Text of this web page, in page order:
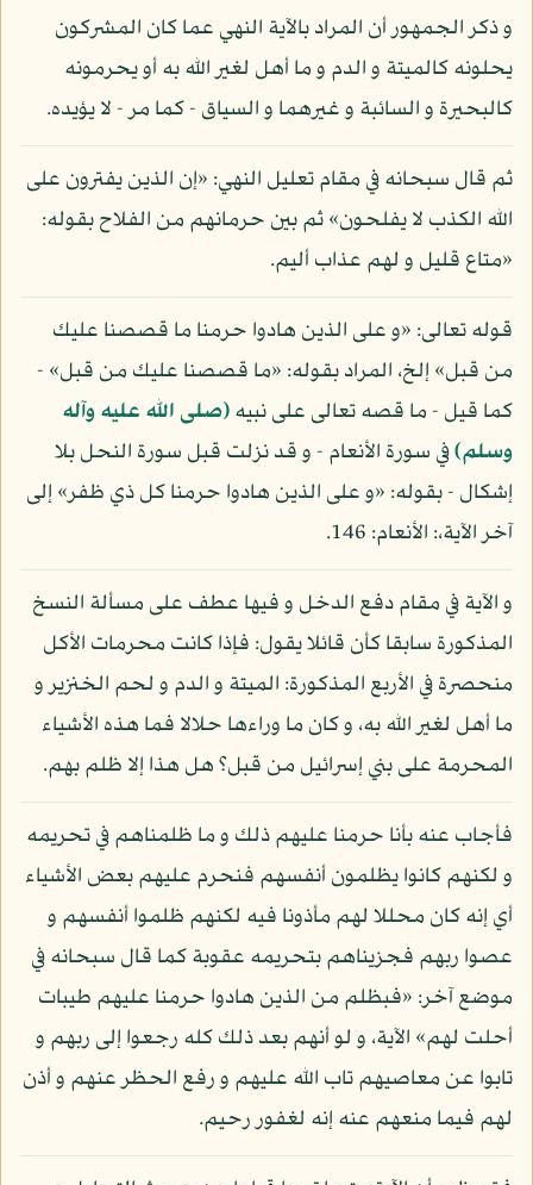
و ذكر الجمهور أن المراد بالآية النهي عما كان المشركون
يحلونه كالميتة و الدم و ما أهل لغير الله به أو يحرمونه
كالبحيرة و السائبة و غيرهما و السياق - كما مر - لا يؤيده.
ثم قال سبحانه في مقام تعليل النهي: «إن الذين يفترون على
الله الكذب لا يفلحون» ثم بين حرمانهم من الفلاح بقوله:
«متاع قليل و لهم عذاب أليم.
قوله تعالى: «و على الذين هادوا حرمنا ما قصصنا عليك
من قبل» إلخ، المراد بقوله: «ما قصصنا عليك من قبل» -
كما قيل - ما قصه تعالى على نبيه(صلى الله عليه وآله
وسلم)في سورة الأنعام - و قد نزلت قبل سورة النحل بلا
إشكال - بقوله: «و على الذين هادوا حرمنا كل ذي ظفر» إلى
آخر الآية،: الأنعام: 146.
و الآية في مقام دفع الدخل و فيها عطف على مسألة النسخ
المذكورة سابقا كأن قائلا يقول: فإذا كانت محرمات الأكل
منحصرة في الأربع المذكورة: الميتة و الدم و لحم الخنزير و
ما أهل لغير الله به، و كان ما وراءها حلالا فما هذه الأشياء
المحرمة على بني إسرائيل من قبل؟ هل هذا إلا ظلم بهم.
فأجاب عنه بأنا حرمنا عليهم ذلك و ما ظلمناهم في تحريمه
و لكنهم كانوا يظلمون أنفسهم فنحرم عليهم بعض الأشياء
أي إنه كان محللا لهم مأذونا فيه لكنهم ظلموا أنفسهم و
عصوا ربهم فجزيناهم بتحريمه عقوبة كما قال سبحانه في
موضع آخر: «فبظلم من الذين هادوا حرمنا عليهم طيبات
أحلت لهم» الآية، و لو أنهم بعد ذلك كله رجعوا إلى ربهم و
تابوا عن معاصيهم تاب الله عليهم و رفع الحظر عنهم و أذن
لهم فيما منعهم عنه إنه لغفور رحيم.